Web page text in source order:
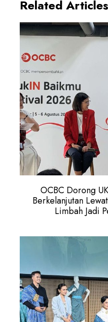
Related Articles
OCBC Dorong
Berkelanjutan
Limbah Jadi